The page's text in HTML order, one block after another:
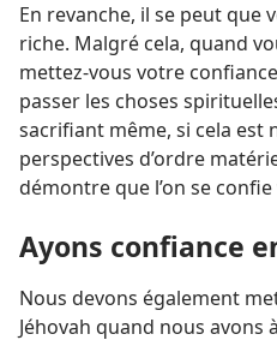
En revanche, il se peut que
riche. Malgré cela, quand
mettez-​vous votre
passer les choses
sacrifiant même, si cela est
perspectives d’ordre
démontre que l’on se
Ayons confiance
Nous devons également
Jéhovah quand nous avons